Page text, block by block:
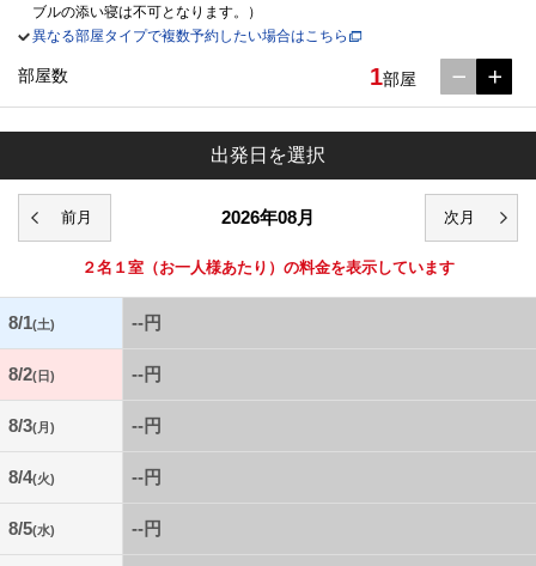
ブルの添い寝は不可となります。）
異なる部屋タイプで複数予約したい場合はこちら
部屋数 1部屋
出発日を選択
2026年08月
２名１室 （お一人様あたり）の料金を表示しています
8/1(土) --円
8/2(日) --円
8/3(月) --円
8/4(火) --円
8/5(水) --円